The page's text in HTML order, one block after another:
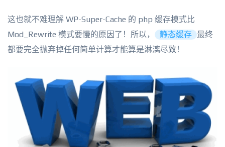
这也就不难理解 WP-Super-Cache 的 php 缓存模式比
Mod_Rewrite 模式要慢的原因了！所以，
静态缓存 最终
都要完全抛弃掉任何简单计算才能算是淋漓尽致！